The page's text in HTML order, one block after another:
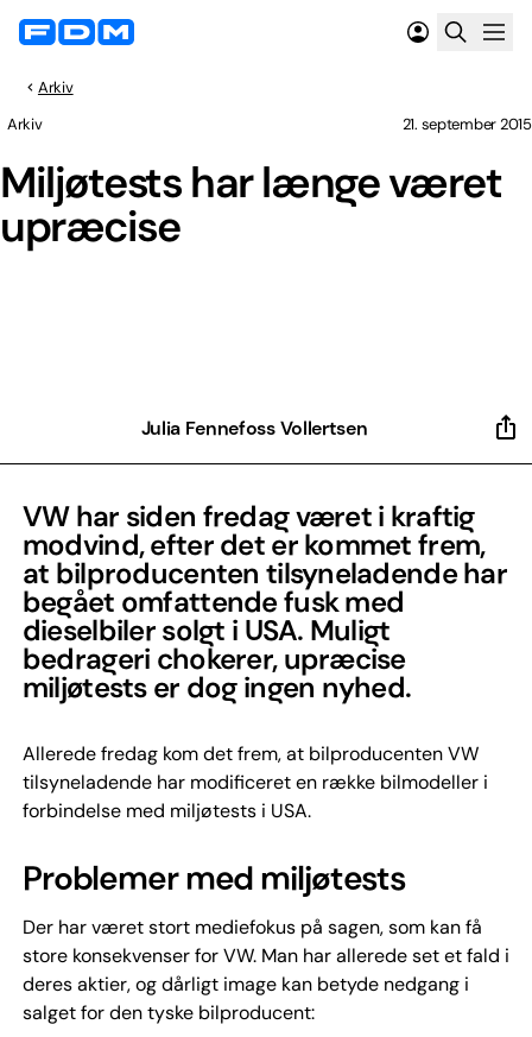
Arkiv
Miljøtests har længe været
upræcise
Arkiv 21. september 2015
Julia Fennefoss Vollertsen
VW har siden fredag været i kraftig
modvind, efter det er kommet frem,
at bilproducenten tilsyneladende har
begået omfattende fusk med
dieselbiler solgt i USA. Muligt
bedrageri chokerer, upræcise
miljøtests er dog ingen nyhed.
Allerede fredag kom det frem, at bilproducenten VW
tilsyneladende har modificeret en række bilmodeller i
forbindelse med miljøtests i USA.
Problemer med miljøtests
Der har været stort mediefokus på sagen, som kan få
store konsekvenser for VW. Man har allerede set et fald i
deres aktier, og dårligt image kan betyde nedgang i
salget for den tyske bilproducent: